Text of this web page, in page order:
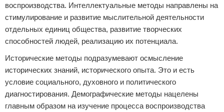
воспроизводства. Интеллектуальные методы направлены на
стимулирование и развитие мыслительной деятельности
отдельных единиц общества, развитие творческих
способностей людей, реализацию их потенциала.
Исторические методы подразумевают осмысление
исторических знаний, исторического опыта. Это и есть
условие социального, духовного и политического
диагностирования. Демографические методы нацелены
главным образом на изучение процесса воспроизводства